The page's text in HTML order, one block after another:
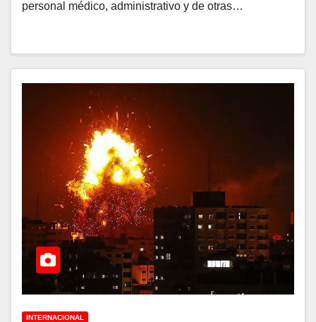
personal médico, administrativo y de otras…
INTERNACIONAL